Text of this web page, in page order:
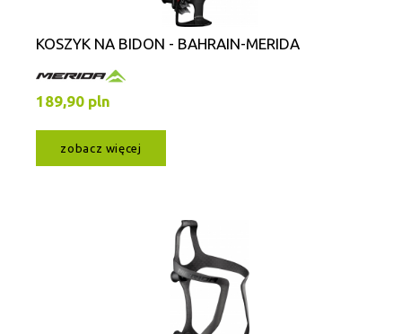
KOSZYK NA BIDON - BAHRAIN-MERIDA
189,90 pln
zobacz więcej